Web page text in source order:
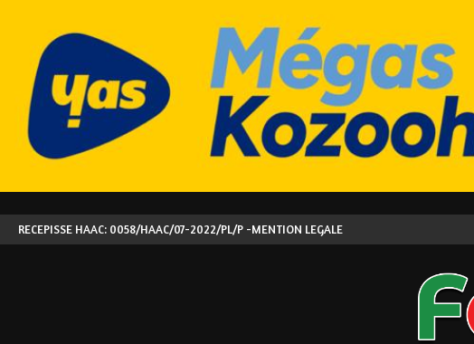
RECEPISSE HAAC: 0058/HAAC/07-2022/PL/P -MENTION LEGALE